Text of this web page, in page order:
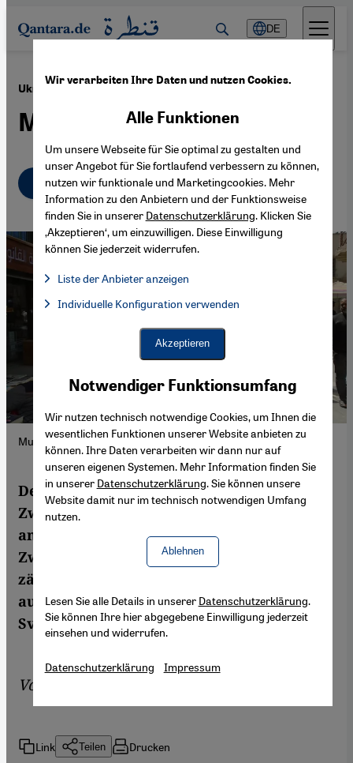
Direkt zum Inhalt springen
DE
Ukraine und Irak ·05.04.2022
Mitgefühl ja, Mitleid nein
Deutsch English عربي
Mutanabi Straße in Bagdad; Foto: Birgit Svensson
Der Irak steckt im Ukraine-Krieg in einer
Zwickmühle. Die Haltung zu Kiew ist
ambivalent, aber jetzt will das
Zweistromland zu den Kriegsgewinnern
zählen. Wenn Russland als Öllieferant
ausfällt, könnte der Irak einspringen. Birgit
Svensson berichtet aus Bagdad.
Von
Link Teilen Drucken
Wir verarbeiten Ihre Daten und nutzen Cookies.
Notwendiger Funktionsumfang
Wir nutzen technisch notwendige Cookies, um Ihnen die
wesentlichen Funktionen unserer Website anbieten zu
können. Ihre Daten verarbeiten wir dann nur auf
unseren eigenen Systemen. Mehr Information finden Sie
in unserer Datenschutzerklärung. Sie können unsere
Website damit nur im technisch notwendigen Umfang
nutzen.
Ablehnen
Alle Funktionen
Um unsere Webseite für Sie optimal zu gestalten und
unser Angebot für Sie fortlaufend verbessern zu können,
nutzen wir funktionale und Marketingcookies. Mehr
Information zu den Anbietern und der Funktionsweise
finden Sie in unserer Datenschutzerklärung. Klicken Sie
‚Akzeptieren‘, um einzuwilligen. Diese Einwilligung
können Sie jederzeit widerrufen.
Liste der Anbieter anzeigen
Facebook Embed / Facebook Connect, Google Maps Embed,
Facebook Embed / Facebook Connect
Google Maps Embed
Individuelle Konfiguration verwenden
Akzeptieren
Lesen Sie alle Details in unserer Datenschutzerklärung.
Sie können Ihre hier abgegebene Einwilligung jederzeit
einsehen und widerrufen.
Datenschutzerklärung Impressum